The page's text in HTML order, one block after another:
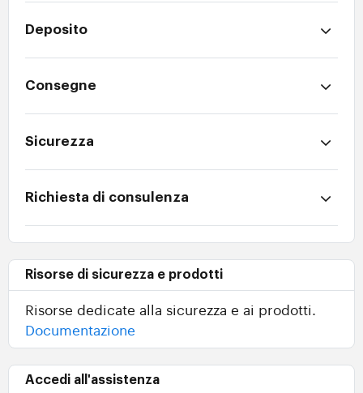
Deposito
Consegne
Sicurezza
Richiesta di consulenza
Risorse di sicurezza e prodotti
Risorse dedicate alla sicurezza e ai prodotti.
Documentazione
Accedi all'assistenza